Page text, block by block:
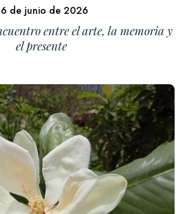
de junio de 2026
entre el arte, la memoria y
el presente